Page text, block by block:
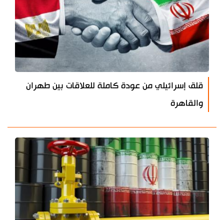
قلق إسرائيلي من عودة كاملة للعلاقات بين طهران
والقاهرة